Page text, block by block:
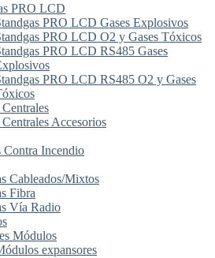
PRO LCD
PRO LCD Gases Explosivos
PRO LCD O2 y Gases Tóxicos
PRO LCD RS485 Gases
PRO LCD RS485 O2 y Gases
Accesorios
Contra Incendio
Cableados/Mixtos
Fibra
Vía Radio
Módulos
expansores